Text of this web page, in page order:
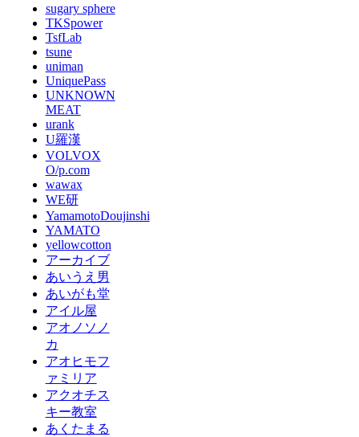
sugary sphere
TKSpower
TsfLab
tsune
uniman
UniquePass
UNKNOWN
MEAT
urank
U羅漢
VOLVOX
O/p.com
wawax
WE研
YamamotoDoujinshi
YAMATO
yellowcotton
アーカイブ
あいうえ男
あいがも堂
アイル屋
アオノソノ
カ
アオヒモフ
ァミリア
アクオチス
キー教室
あくたまる